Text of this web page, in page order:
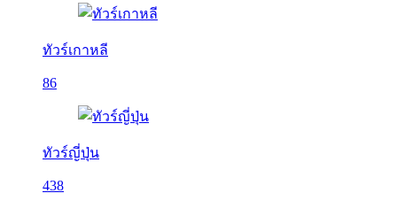
ทัวร์เกาหลี
86
ทัวร์ญี่ปุ่น
438